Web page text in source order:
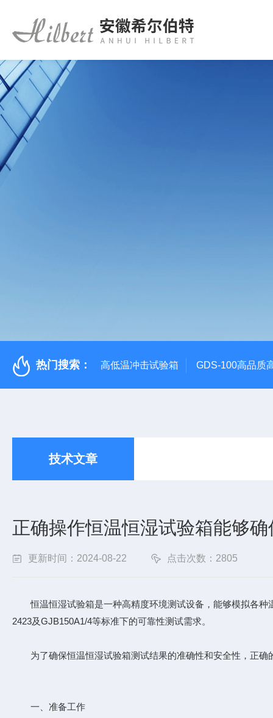
热门搜索： 高低温冲击试验箱 GDS-100高品质
技术文章
正确操作恒温恒湿试验箱能够
更新时间：2024-08-22 点击次数：2805
恒温恒湿试验箱是一种高精度环境测试设备，能够模拟各种
2423及GJB150A1/4等标准下的可靠性测试需求。
为了确保恒温恒湿试验箱测试结果的准确性和安全性，正确
一、准备工作